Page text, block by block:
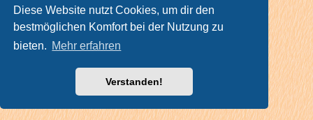
Diese Website nutzt Cookies, um dir den
bestmöglichen Komfort bei der Nutzung zu
bieten. Mehr erfahren
Verstanden!